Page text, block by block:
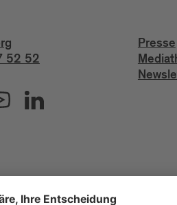
52 52
Presse